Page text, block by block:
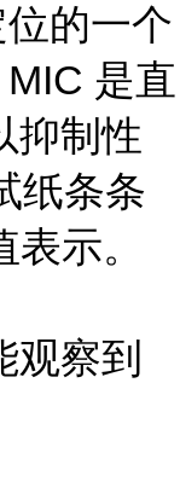
的一个
是直
抑制性
纸条条
示。
观察到